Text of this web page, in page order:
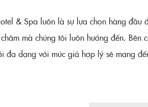
& Spa luôn là sự lựa chọn hàng đầu
mà chúng tôi luôn hướng đến. Bên
đa dạng với mức giá hợp lý sẽ mang